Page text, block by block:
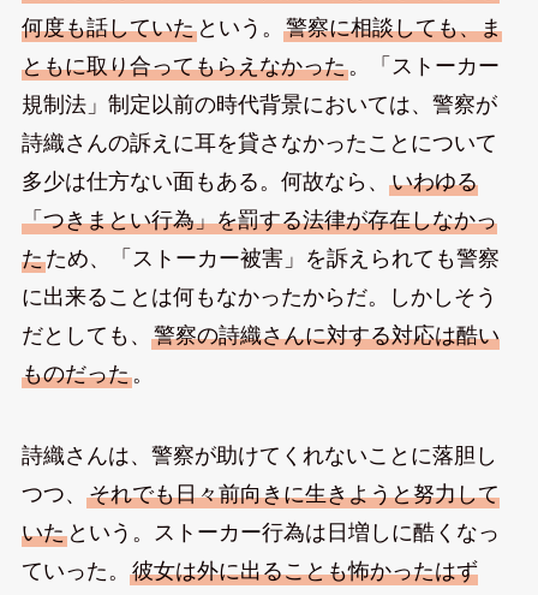
何度も話していたという。 警察に相談しても、ま
ともに取り合ってもらえなかった。「ストーカー
規制法」制定以前の時代背景においては、警察が
詩織さんの訴えに耳を貸さなかったことについて
多少は仕方ない面もある。何故なら、 いわゆる
「つきまとい行為」を罰する法律が存在しなかっ
たため、「ストーカー被害」を訴えられても警察
に出来ることは何もなかったからだ。しかしそう
だとしても、 警察の詩織さんに対する対応は酷い
ものだった。
詩織さんは、警察が助けてくれないことに落胆し
つつ、 それでも日々前向きに生きようと努力して
いたという。ストーカー行為は日増しに酷くなっ
ていった。 彼女は外に出ることも怖かったはず